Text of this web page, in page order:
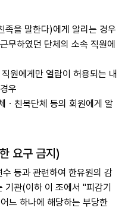
족을 말한다)에게 알리는 경우
무하였던 단체의 소속 직원에
원에게만 열람이 허용되는 내
우
ㆍ친목단체 등의 회원에게 알
요구 금지)
등과 관련하여 한유원의 감
기관(이하 이 조에서 "피감기
느 하나에 해당하는 부당한